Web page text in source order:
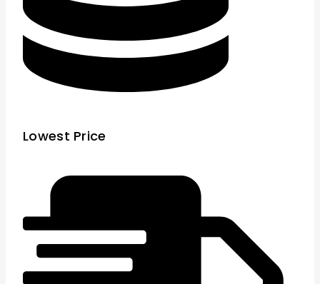
Lowest Price